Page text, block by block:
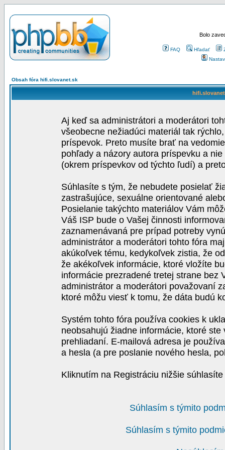
Bolo
FAQ Hľadať
Obsah fóra hifi.slovanet.sk
Aj keď sa administrátori a moderátori
všeobecne nežiadúci materiál tak
príspevok. Preto musíte brať na
pohľady a názory autora príspevku a
(okrem príspevkov od týchto ľudí) a
Súhlasíte s tým, že nebudete posielať
zastrašujúce, sexuálne orientované
Posielanie takýchto materiálov Vám
Váš ISP bude o Vašej činnosti
zaznamenávaná pre prípad potreby
administrátor a moderátori tohto fóra
akúkoľvek tému, kedykoľvek zistia, že
že akékoľvek informácie, ktoré vložíte
informácie prezradené tretej strane bez
administrátor a moderátori považovaní
ktoré môžu viesť k tomu, že dáta budú
Systém tohto fóra používa cookies k
neobsahujú žiadne informácie, ktoré
prehliadaní. E-mailová adresa je
a hesla (a pre poslanie nového hesla,
Kliknutím na Registráciu nižšie
Súhlasím s týmito
Súhlasím s týmito